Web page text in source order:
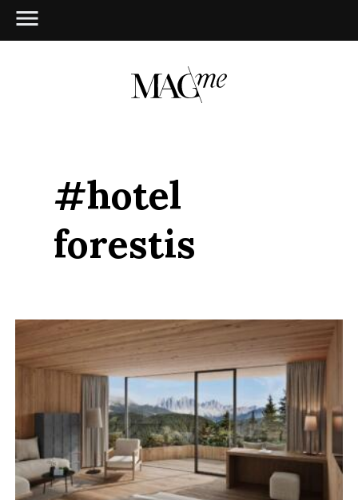
#hotel
forestis